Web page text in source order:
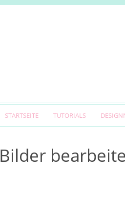
STARTSEITE TUTORIALS
Bilder